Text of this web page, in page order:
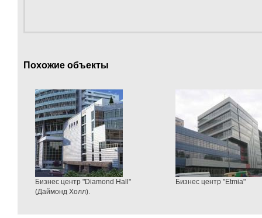
Похожие объекты
Бизнес центр "Diamond Hall"
(Даймонд Холл).
Бизнес центр "Etmia"